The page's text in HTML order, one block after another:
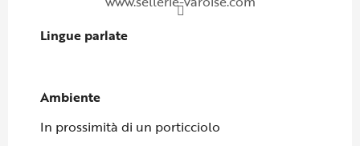
Lingue parlate
Lingue parlate
Ambiente
Ambiente
In prossimità di un porticciolo